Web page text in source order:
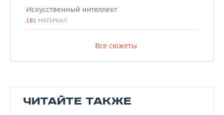
Искусственный интеллект
181 МАТЕРИАЛ
Все сюжеты
ЧИТАЙТЕ ТАКЖЕ